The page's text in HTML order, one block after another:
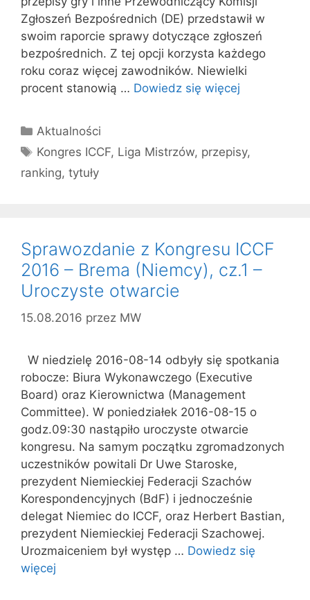
Zgłoszeń Bezpośrednich (DE) przedstawił w
swoim raporcie sprawy dotyczące zgłoszeń
bezpośrednich. Z tej opcji korzysta każdego
roku coraz więcej zawodników. Niewielki
procent stanowią … Dowiedz się więcej
Kategorie
Aktualności
Tagi
Kongres ICCF, Liga Mistrzów, przepisy,
ranking, tytuły
Sprawozdanie z Kongresu ICCF
2016 – Brema (Niemcy), cz.1 –
Uroczyste otwarcie
15.08.2016 przez MW
W niedzielę 2016-08-14 odbyły się spotkania
robocze: Biura Wykonawczego (Executive
Board) oraz Kierownictwa (Management
Committee). W poniedziałek 2016-08-15 o
godz.09:30 nastąpiło uroczyste otwarcie
kongresu. Na samym początku zgromadzonych
uczestników powitali Dr Uwe Staroske,
prezydent Niemieckiej Federacji Szachów
Korespondencyjnych (BdF) i jednocześnie
delegat Niemiec do ICCF, oraz Herbert Bastian,
prezydent Niemieckiej Federacji Szachowej.
Urozmaiceniem był występ … Dowiedz się
więcej